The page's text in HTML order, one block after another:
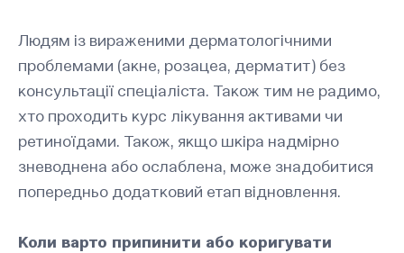
Людям із вираженими дерматологічними
проблемами (акне, розацеа, дерматит) без
консультації спеціаліста. Також тим не радимо,
хто проходить курс лікування активами чи
ретиноїдами. Також, якщо шкіра надмірно
зневоднена або ослаблена, може знадобитися
попередньо додатковий етап відновлення.
Коли варто припинити або коригувати